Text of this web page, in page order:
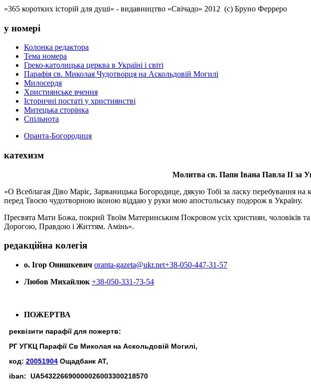
«365 коротких історій для душі» - видавництво «Свічадо» 2012 (с) Бруно Ферреро
у номері
Колонка редактора
Тема номера
Греко-католицька церква в Україні і світі
Парафія св. Миколая Чудотворця на Аскольдовій Могилі
Милосердя
Християнське вчення
Історичні постаті у християнстві
Митецька сторінка
Спільнота
Оранта-Богородиця
катехизм
Молитва св. Папи Івана Павла ІІ за
«О Всеблагая Діво Маріє, Зарваницька Богородице, дякую Тобі за ласку перебування на
перед Твоєю чудотворною іконою віддаю у руки мою апостольську подорож в Україну.
Пресвята Мати Божа, покрий Твоїм Материнським Покровом усіх християн, чоловіків та
Дорогою, Правдою і Життям. Амінь».
редакційна колегія
о. Ігор Онишкевич oranta-gazeta@ukr.net+38-050-447-31-57
Любов Михайлюк +38-050-331-73-54
ПОЖЕРТВА
реквізити парафії для пожертв:
РГ УГКЦ Парафії Св Миколая на Аскольдовій Могилі,
код: 20051904 Ощадбанк АТ,
iban: UA543226690000026003300218570